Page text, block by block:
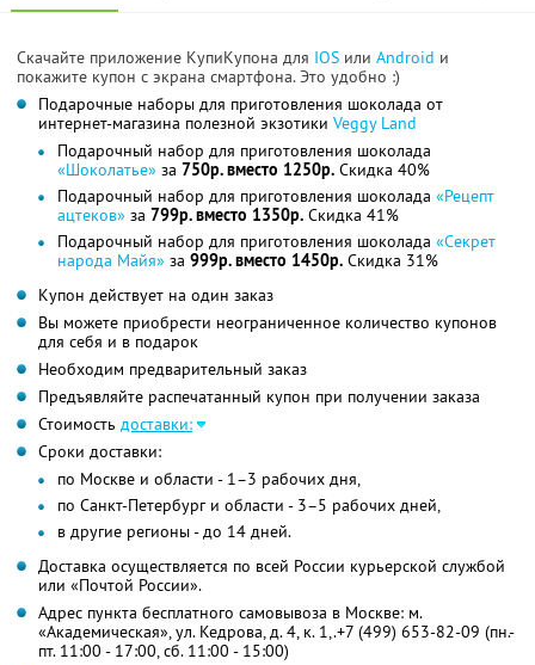
Скачайте приложение КупиКупона для IOS или Android и
покажите купон с экрана смартфона. Это удобно :)
Подарочные наборы для приготовления шоколада от
интернет-магазина полезной экзотики Veggy Land
Подарочный набор для приготовления шоколада
«Шоколатье» за 750р. вместо 1250р. Скидка 40%
Подарочный набор для приготовления шоколада «Рецепт
ацтеков» за 799р. вместо 1350р. Скидка 41%
Подарочный набор для приготовления шоколада «Секрет
народа Майя» за 999р. вместо 1450р. Скидка 31%
Купон действует на один заказ
Вы можете приобрести неограниченное количество купонов
для себя и в подарок
Необходим предварительный заказ
Предъявляйте распечатанный купон при получении заказа
Стоимость доставки:
Сроки доставки:
по Москве и области - 1–3 рабочих дня,
по Санкт-Петербург и области - 3–5 рабочих дней,
в другие регионы - до 14 дней.
Доставка осуществляется по всей России курьерской службой
или «Почтой России».
Адрес пункта бесплатного самовывоза в Москве: м.
«Академическая», ул. Кедрова, д. 4, к. 1,.+7 (499) 653-82-09 (пн.-
пт. 11:00 - 17:00, сб. 11:00 - 15:00)